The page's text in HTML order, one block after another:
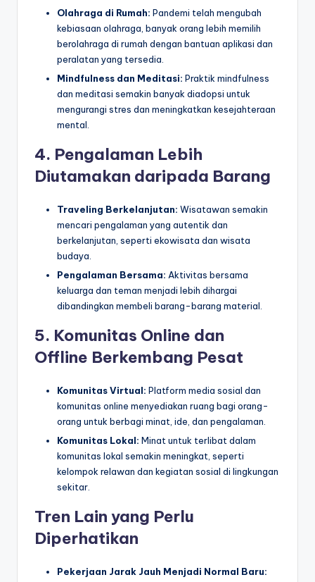
Olahraga di Rumah: Pandemi telah mengubah
kebiasaan olahraga, banyak orang lebih memilih
berolahraga di rumah dengan bantuan aplikasi dan
peralatan yang tersedia.
Mindfulness dan Meditasi: Praktik mindfulness
dan meditasi semakin banyak diadopsi untuk
mengurangi stres dan meningkatkan kesejahteraan
mental.
4. Pengalaman Lebih
Diutamakan daripada Barang
Traveling Berkelanjutan: Wisatawan semakin
mencari pengalaman yang autentik dan
berkelanjutan, seperti ekowisata dan wisata
budaya.
Pengalaman Bersama: Aktivitas bersama
keluarga dan teman menjadi lebih dihargai
dibandingkan membeli barang-barang material.
5. Komunitas Online dan
Offline Berkembang Pesat
Komunitas Virtual: Platform media sosial dan
komunitas online menyediakan ruang bagi orang-
orang untuk berbagi minat, ide, dan pengalaman.
Komunitas Lokal: Minat untuk terlibat dalam
komunitas lokal semakin meningkat, seperti
kelompok relawan dan kegiatan sosial di lingkungan
sekitar.
Tren Lain yang Perlu
Diperhatikan
Pekerjaan Jarak Jauh Menjadi Normal Baru: